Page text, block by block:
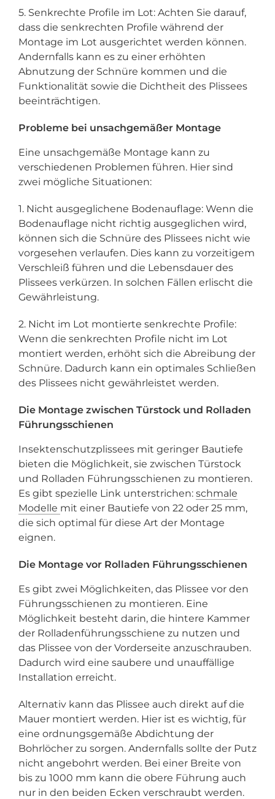
5. Senkrechte Profile im Lot: Achten Sie darauf,
dass die senkrechten Profile während der
Montage im Lot ausgerichtet werden können.
Andernfalls kann es zu einer erhöhten
Abnutzung der Schnüre kommen und die
Funktionalität sowie die Dichtheit des Plissees
beeinträchtigen.
Probleme bei unsachgemäßer Montage
Eine unsachgemäße Montage kann zu
verschiedenen Problemen führen. Hier sind
zwei mögliche Situationen:
1. Nicht ausgeglichene Bodenauflage: Wenn die
Bodenauflage nicht richtig ausgeglichen wird,
können sich die Schnüre des Plissees nicht wie
vorgesehen verlaufen. Dies kann zu vorzeitigem
Verschleiß führen und die Lebensdauer des
Plissees verkürzen. In solchen Fällen erlischt die
Gewährleistung.
2. Nicht im Lot montierte senkrechte Profile:
Wenn die senkrechten Profile nicht im Lot
montiert werden, erhöht sich die Abreibung der
Schnüre. Dadurch kann ein optimales Schließen
des Plissees nicht gewährleistet werden.
Die Montage zwischen Türstock und Rolladen
Führungsschienen
Insektenschutzplissees mit geringer Bautiefe
bieten die Möglichkeit, sie zwischen Türstock
und Rolladen Führungsschienen zu montieren.
Es gibt spezielle Link unterstrichen: schmale
Modelle mit einer Bautiefe von 22 oder 25 mm,
die sich optimal für diese Art der Montage
eignen.
Die Montage vor Rolladen Führungsschienen
Es gibt zwei Möglichkeiten, das Plissee vor den
Führungsschienen zu montieren. Eine
Möglichkeit besteht darin, die hintere Kammer
der Rolladenführungsschiene zu nutzen und
das Plissee von der Vorderseite anzuschrauben.
Dadurch wird eine saubere und unauffällige
Installation erreicht.
Alternativ kann das Plissee auch direkt auf die
Mauer montiert werden. Hier ist es wichtig, für
eine ordnungsgemäße Abdichtung der
Bohrlöcher zu sorgen. Andernfalls sollte der Putz
nicht angebohrt werden. Bei einer Breite von
bis zu 1000 mm kann die obere Führung auch
nur in den beiden Ecken verschraubt werden.